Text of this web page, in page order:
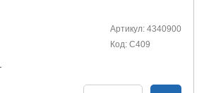
Артикул: 4340900
Код: С409